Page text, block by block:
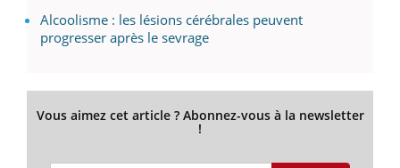
Alcoolisme : les lésions cérébrales peuvent
progresser après le sevrage
Vous aimez cet article ? Abonnez-vous à la newsletter
!